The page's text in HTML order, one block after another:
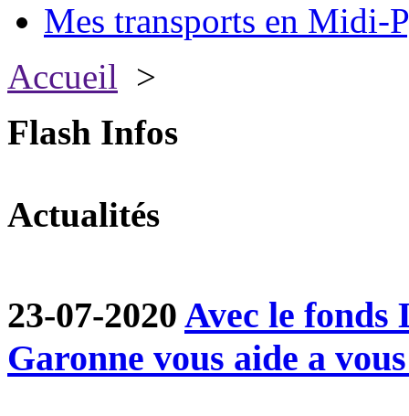
Mes transports en Midi-
Accueil >
Flash Infos
Actualités
23-07-2020 Avec le
Garonne vous aide a